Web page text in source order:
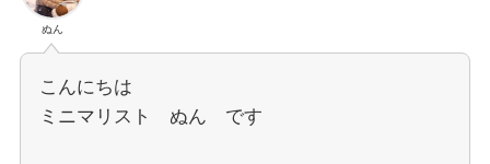
ぬん
こんにちは
ミニマリスト ぬん です